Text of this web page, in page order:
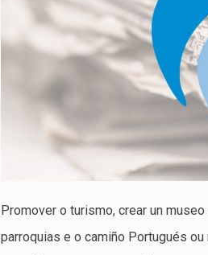
Promover o turismo, crear un
parroquias e o camiño Portugués